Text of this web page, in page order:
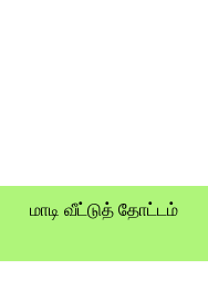
மாடி வீட்டுத் தோட்டம்